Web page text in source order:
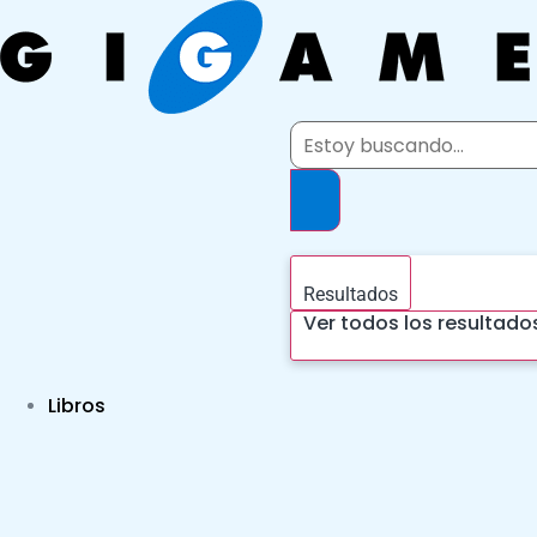
al
contenido
Search
Resultados
Ver todos los
Libros